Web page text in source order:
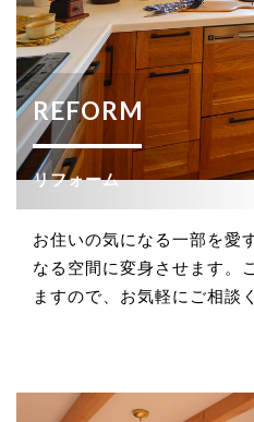
REFORM
リフォーム
お住いの気になる一部を愛
なる空間に変身させます。
ますので、お気軽にご相談